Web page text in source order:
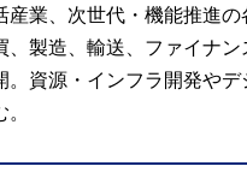
産業、次世代・機能推進の
、製造、輸送、ファイナン
。資源・インフラ開発やデ